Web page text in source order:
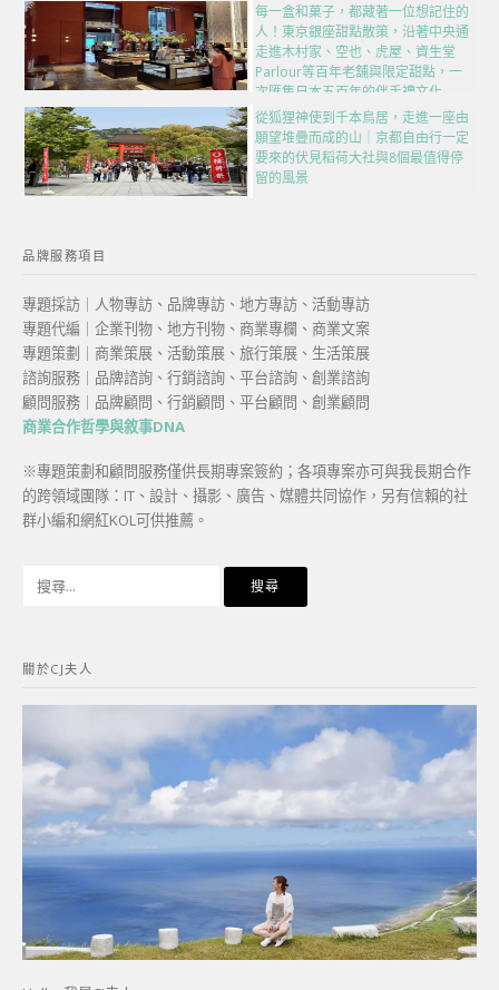
每一盒和菓子，都藏著一位想記住的
人！東京銀座甜點散策，沿著中央通
走進木村家、空也、虎屋、資生堂
Parlour等百年老舖與限定甜點，一
次匯集日本五百年的伴手禮文化
從狐狸神使到千本鳥居，走進一座由
願望堆疊而成的山｜京都自由行一定
要來的伏見稻荷大社與8個最值得停
留的風景
品牌服務項目
專題採訪｜人物專訪、品牌專訪、地方專訪、活動專訪
專題代編｜企業刊物、地方刊物、商業專欄、商業文案
專題策劃｜商業策展、活動策展、旅行策展、生活策展
諮詢服務｜品牌諮詢、行銷諮詢、平台諮詢、創業諮詢
顧問服務｜品牌顧問、行銷顧問、平台顧問、創業顧問
商業合作哲學與敘事DNA
※專題策劃和顧問服務僅供長期專案簽約；各項專案亦可與我長期合作
的跨領域團隊：IT、設計、攝影、廣告、媒體共同協作，另有信賴的社
群小編和網紅KOL可供推薦。
字:
關於CJ夫人